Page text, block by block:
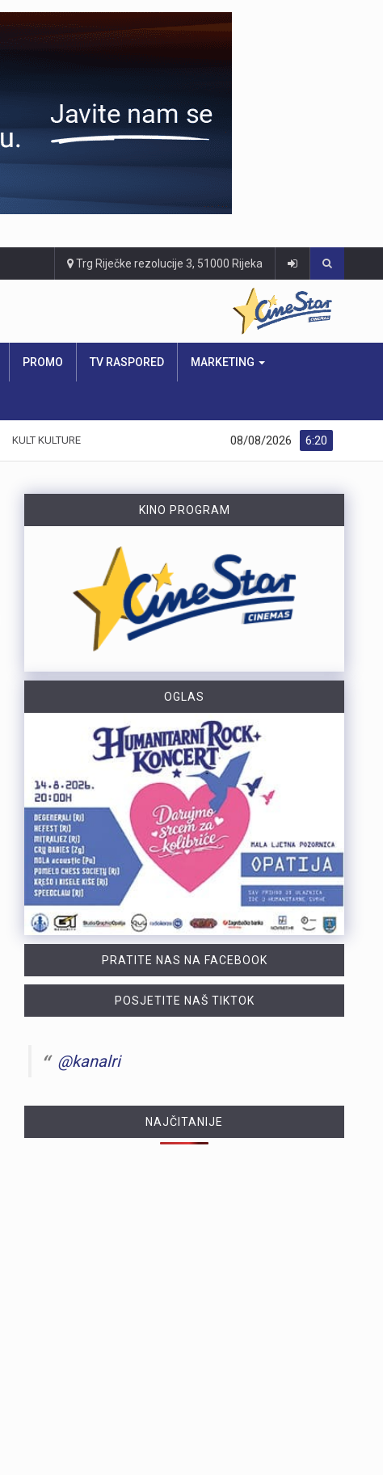
Trg Riječke rezolucije 3, 51000 Rijeka
PROMO TV RASPORED MARKETING
KULT KULTURE 6:20
08/08/2026
KINO PROGRAM
OGLAS
PRATITE NAS NA FACEBOOK
POSJETITE NAŠ TIKTOK
@kanalri
NAJČITANIJE